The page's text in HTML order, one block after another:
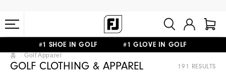
#1 SHOE IN GOLF #1 GLOVE IN GOLF
10만원 이상 구매 시 배송·반품 무료
홈 Golf Apparel
GOLF CLOTHING & APPAREL 191 RESULTS